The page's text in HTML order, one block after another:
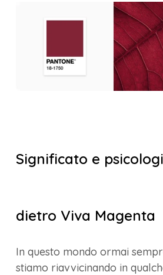
Significato e
dietro Viva Magenta
In questo mondo ormai
stiamo riavvicinando in